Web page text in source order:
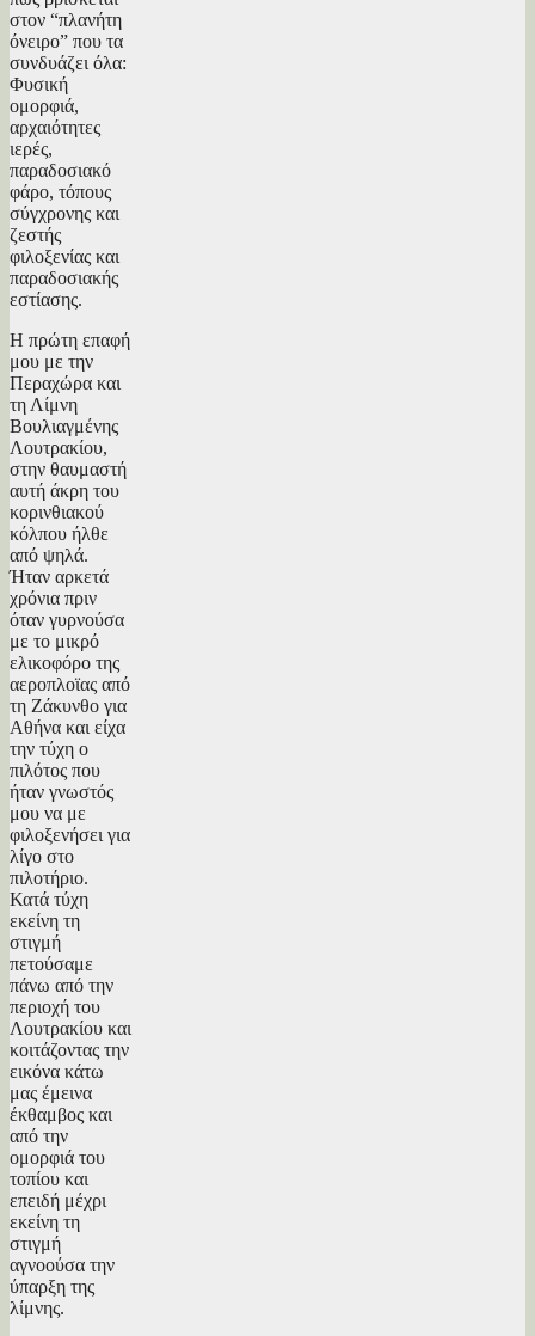
στον “πλανήτη
όνειρο” που τα
συνδυάζει όλα:
Φυσική
ομορφιά,
αρχαιότητες
ιερές,
παραδοσιακό
φάρο, τόπους
σύγχρονης και
ζεστής
φιλοξενίας και
παραδοσιακής
εστίασης.
Η πρώτη επαφή
μου με την
Περαχώρα και
τη Λίμνη
Βουλιαγμένης
Λουτρακίου,
στην θαυμαστή
αυτή άκρη του
κορινθιακού
κόλπου ήλθε
από ψηλά.
Ήταν αρκετά
χρόνια πριν
όταν γυρνούσα
με το μικρό
ελικοφόρο της
αεροπλοϊας από
τη Ζάκυνθο για
Αθήνα και είχα
την τύχη ο
πιλότος που
ήταν γνωστός
μου να με
φιλοξενήσει για
λίγο στο
πιλοτήριο.
Κατά τύχη
εκείνη τη
στιγμή
πετούσαμε
πάνω από την
περιοχή του
Λουτρακίου και
κοιτάζοντας την
εικόνα κάτω
μας έμεινα
έκθαμβος και
από την
ομορφιά του
τοπίου και
επειδή μέχρι
εκείνη τη
στιγμή
αγνοούσα την
ύπαρξη της
λίμνης.